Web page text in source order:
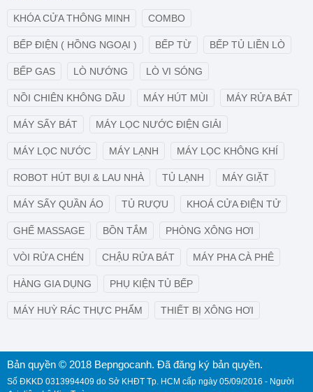
KHÓA CỬA THÔNG MINH COMBO
BẾP ĐIỆN ( HỒNG NGOẠI ) BẾP TỪ BẾP TỦ LIỀN LÒ
BẾP GAS LÒ NƯỚNG LÒ VI SÓNG
NỒI CHIÊN KHÔNG DẦU MÁY HÚT MÙI MÁY RỬA BÁT
MÁY SẤY BÁT MÁY LỌC NƯỚC ĐIỆN GIẢI
MÁY LỌC NƯỚC MÁY LẠNH MÁY LỌC KHÔNG KHÍ
ROBOT HÚT BỤI & LAU NHÀ TỦ LẠNH MÁY GIẶT
MÁY SẤY QUẦN ÁO TỦ RƯỢU KHOÁ CỬA ĐIỆN TỬ
GHẾ MASSAGE BỒN TẮM PHÒNG XÔNG HƠI
VÒI RỬA CHÉN CHẬU RỬA BÁT MÁY PHA CÀ PHÊ
HÀNG GIA DỤNG PHỤ KIỆN TỦ BẾP
MÁY HUỲ RÁC THỰC PHẨM THIẾT BỊ XÔNG HƠI
Bản quyền © 2018 Bepngocanh. Đã đăng ký bản quyền.
Số ĐKKD 0313994409 do Sở KHĐT Tp. HCM cấp ngày 05/09/2016 - Người